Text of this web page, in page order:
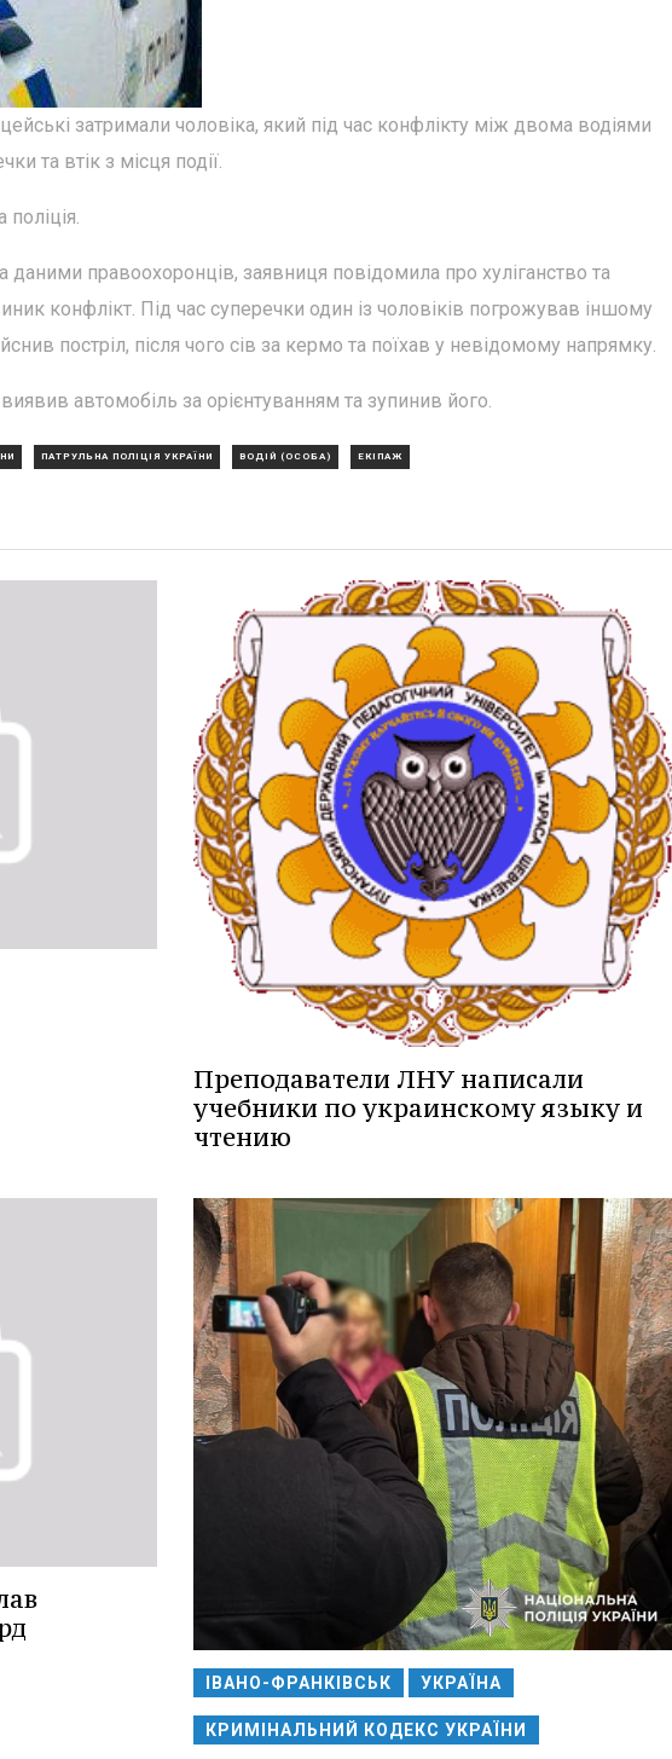
затримали чоловіка, який під час конфлікту між двома водіями
та втік з місця події.
даними правоохоронців, заявниця повідомила про хуліганство та
конфлікт. Під час суперечки один із чоловіків погрожував іншому
постріл, після чого сів за кермо та поїхав у невідомому напрямку.
виявив автомобіль за орієнтуванням та зупинив його.
ПАТРУЛЬНА ПОЛІЦІЯ УКРАЇНИ ВОДІЙ (ОСОБА) ЕКІПАЖ
Преподаватели ЛНУ написали
учебники по украинскому языку и
чтению
ІВАНО-ФРАНКІВСЬК УКРАЇНА
КРИМІНАЛЬНИЙ КОДЕКС УКРАЇНИ